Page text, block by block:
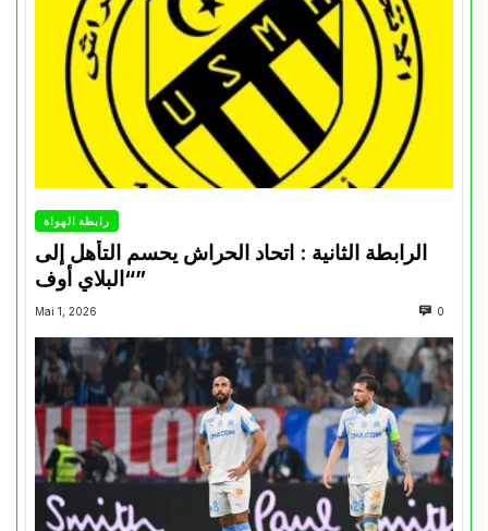
رابطة الهواة
الرابطة الثانية : اتحاد الحراش يحسم التأهل إلى
“البلاي أوف”
Mai 1, 2026 0